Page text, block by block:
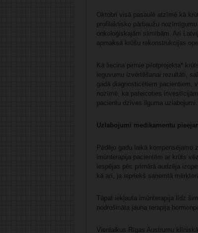
Oktobri visā pasaulē atzīmē kā
profilaktisko pārbaužu
onkoloģiskajām slimībām. Arī
apmaksā krūšu rekonstrukcijas
Kā liecina pirmie pilotprojekta*
ieguvumu izvērtēšanai rezultāti,
gadā diagnosticētiem pacientiem,
nozīmē, ka pateicoties
pacientu dzīves ilguma uzlabojumi.
Uzlabojumi medikamentu
Pēdējo gadu laikā
imūnterapija pacientēm ar krūts
iespējas pēc primārā audzēja
kā arī, ja iepriekš saņemtā
Tāpat iekļauta imūnterapija līdz
nodrošināta jauna terapija
Vienlaikus Rīgas Austrumu